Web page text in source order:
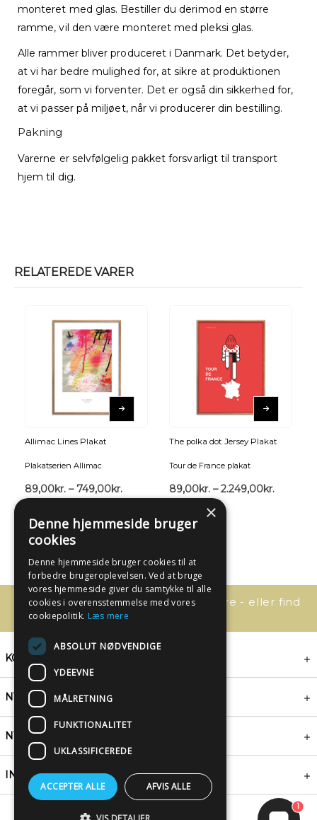
monteret med glas. Bestiller du derimod en større
ramme, vil den være monteret med pleksi glas.
Alle rammer bliver produceret i Danmark. Det betyder,
at vi har bedre mulighed for, at sikre at produktionen
foregår, som vi forventer. Det er også din sikkerhed for,
at vi passer på miljøet, når vi producerer din bestilling.
Pakning
Varerne er selvfølgelig pakket forsvarligt til transport
hjem til dig.
RELATEREDE VARER
Allimac Lines Plakat
Plakatserien Allimac
89,00kr. – 749,00kr.
The polka dot Jersey Plakat
Tour de France plakat
89,00kr. – 2.249,00kr.
Har du spørgsmål, så kontakt os bare - eller find
svaret her:
KONTAKT
NYHEDSBREV
NYTTIGE LINKS
INSPIRATION
1
×
Denne hjemmeside bruger
cookies
Denne hjemmeside bruger cookies til at
forbedre brugeroplevelsen. Ved at bruge
vores hjemmeside giver du samtykke til alle
cookies i overensstemmelse med vores
cookiepolitik. Læs mere
ABSOLUT NØDVENDIGE
YDEEVNE
MÅLRETNING
FUNKTIONALITET
UKLASSIFICEREDE
ACCEPTER ALLE AFVIS ALLE